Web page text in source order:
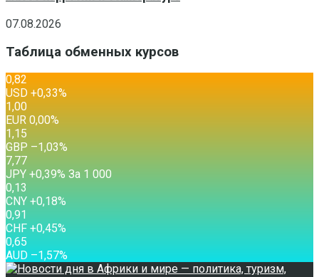
07.08.2026
Таблица обменных курсов
0,82
USD +0,33%
1,00
EUR 0,00%
1,15
GBP –1,03%
7,77
JPY +0,39% За 1 000
0,13
CNY +0,18%
0,91
CHF +0,45%
0,65
AUD –1,57%